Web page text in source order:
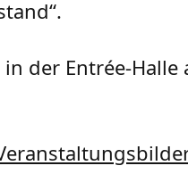
der Entrée-Halle